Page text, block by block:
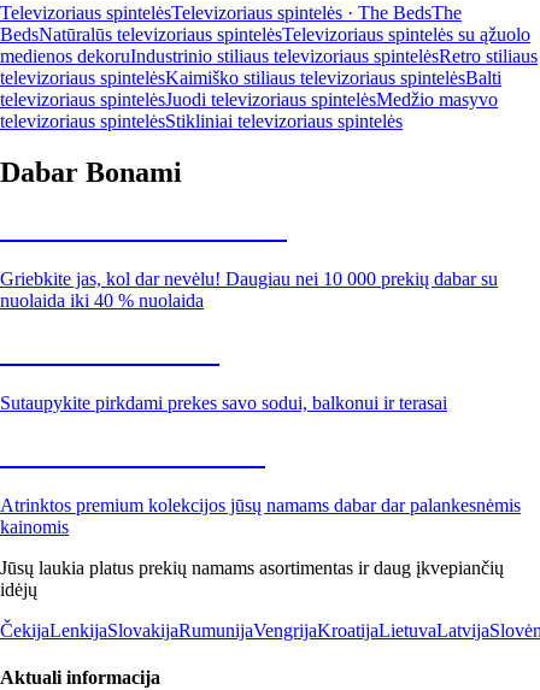
Televizoriaus spintelėsTelevizoriaus spintelės · The BedsThe
BedsNatūralūs televizoriaus spintelėsTelevizoriaus spintelės su ąžuolo
medienos dekoruIndustrinio stiliaus televizoriaus spintelėsRetro stiliaus
televizoriaus spintelėsKaimiško stiliaus televizoriaus spintelėsBalti
televizoriaus spintelėsJuodi televizoriaus spintelėsMedžio masyvo
televizoriaus spintelėsStikliniai televizoriaus spintelės
Dabar Bonami
Griebkite jas, kol dar nevėlu! Daugiau nei 10 000 prekių dabar su
nuolaida iki 40 % nuolaida
Sutaupykite pirkdami prekes savo sodui, balkonui ir terasai
Atrinktos premium kolekcijos jūsų namams dabar dar palankesnėmis
kainomis
Jūsų laukia platus prekių namams asortimentas ir daug įkvepiančių
idėjų
ČekijaLenkijaSlovakijaRumunijaVengrijaKroatijaLietuvaLatvija
Aktuali informacija